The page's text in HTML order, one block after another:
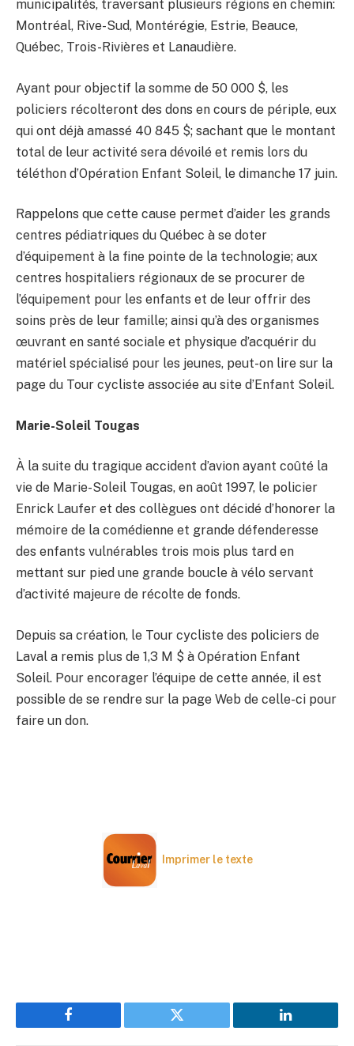
municipalités, traversant plusieurs régions en chemin:
Montréal, Rive-Sud, Montérégie, Estrie, Beauce,
Québec, Trois-Rivières et Lanaudière.
Ayant pour objectif la somme de 50 000 $, les
policiers récolteront des dons en cours de périple, eux
qui ont déjà amassé 40 845 $; sachant que le montant
total de leur activité sera dévoilé et remis lors du
téléthon d’Opération Enfant Soleil, le dimanche 17 juin.
Rappelons que cette cause permet d’aider les grands
centres pédiatriques du Québec à se doter
d’équipement à la fine pointe de la technologie; aux
centres hospitaliers régionaux de se procurer de
l’équipement pour les enfants et de leur offrir des
soins près de leur famille; ainsi qu’à des organismes
œuvrant en santé sociale et physique d’acquérir du
matériel spécialisé pour les jeunes, peut-on lire sur la
page du Tour cycliste associée au site d’Enfant Soleil.
Marie-Soleil Tougas
À la suite du tragique accident d’avion ayant coûté la
vie de Marie-Soleil Tougas, en août 1997, le policier
Enrick Laufer et des collègues ont décidé d’honorer la
mémoire de la comédienne et grande défenderesse
des enfants vulnérables trois mois plus tard en
mettant sur pied une grande boucle à vélo servant
d’activité majeure de récolte de fonds.
Depuis sa création, le Tour cycliste des policiers de
Laval a remis plus de 1,3 M $ à Opération Enfant
Soleil. Pour encorager l’équipe de cette année, il est
possible de se rendre sur la page Web de celle-ci pour
faire un don.
Imprimer le texte
Facebook Twitter LinkedIn